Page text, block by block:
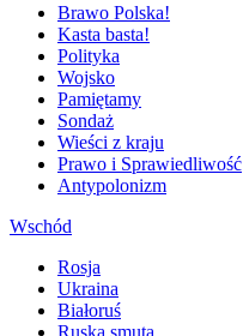
Brawo Polska!
Kasta basta!
Polityka
Wojsko
Pamiętamy
Sondaż
Wieści z kraju
Prawo i Sprawiedliwość
Antypolonizm
Wschód
Rosja
Ukraina
Białoruś
Ruska smuta